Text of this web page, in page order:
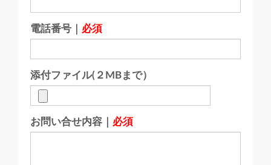
電話番号｜ 必須
添付ファイル(２MBまで）
お問い合せ内容｜ 必須